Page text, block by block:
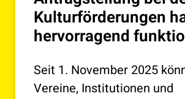
Kulturförderungen
hervorragend
Seit 1. November 2025
Vereine, Institutionen und